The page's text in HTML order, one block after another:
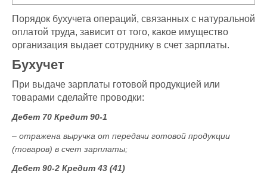
Порядок бухучета операций, связанных с натуральной
оплатой труда, зависит от того, какое имущество
организация выдает сотруднику в счет зарплаты.
Бухучет
При выдаче зарплаты готовой продукцией или
товарами сделайте проводки:
Дебет 70 Кредит 90-1
– отражена выручка от передачи готовой продукции
(товаров) в счет зарплаты;
Дебет 90-2 Кредит 43 (41)